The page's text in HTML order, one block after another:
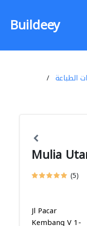
Buildeey
الطباعة
Mulia
(5)
Jl Pacar
Kembang V 1-